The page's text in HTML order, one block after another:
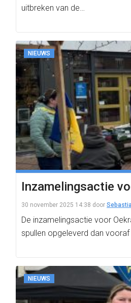
uitbreken van de…
NIEUWS
Inzamelingsactie
30 november 2025 14:38 door
De inzamelingsactie voor
spullen opgeleverd dan
NIEUWS